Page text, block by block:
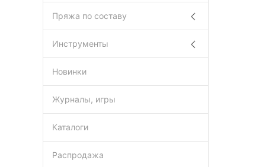
Пряжа по составу
Инструменты
Новинки
Журналы, игры
Каталоги
Распродажа